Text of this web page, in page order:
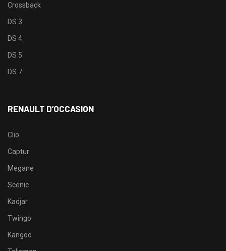
Crossback
DS 3
DS 4
DS 5
DS 7
RENAULT D’OCCASION
Clio
Captur
Megane
Scenic
Kadjar
Twingo
Kangoo